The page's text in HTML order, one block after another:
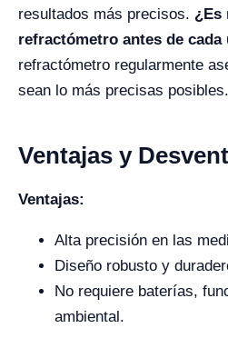
resultados más precisos. ¿Es
refractómetro antes de cada
refractómetro regularmente
sean lo más precisas posibles.
Ventajas y
Ventajas:
Alta precisión en las
Diseño robusto y
No requiere baterías,
ambiental.